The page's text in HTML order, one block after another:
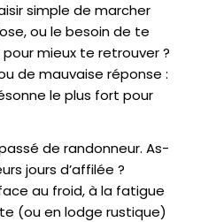
simple de marcher
ou le besoin de te
mieux te retrouver ?
de mauvaise réponse :
le plus fort pour
de randonneur. As-
jours d’affilée ?
au froid, à la fatigue
(ou en lodge rustique)